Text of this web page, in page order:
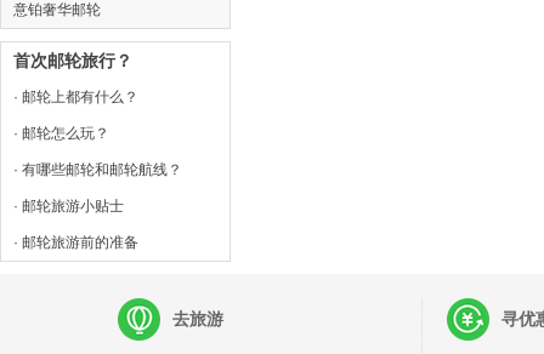
意铂奢华邮轮
首次邮轮旅行？
· 邮轮上都有什么？
· 邮轮怎么玩？
· 有哪些邮轮和邮轮航线？
· 邮轮旅游小贴士
· 邮轮旅游前的准备
去旅游 寻优